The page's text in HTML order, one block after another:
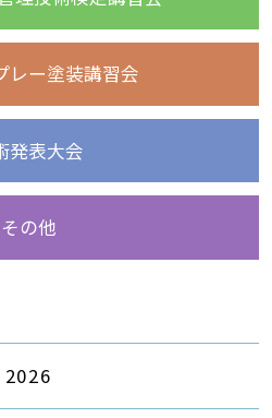
レー塗装講習会
発表大会
その他
2026